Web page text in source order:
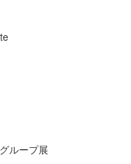
ループ展